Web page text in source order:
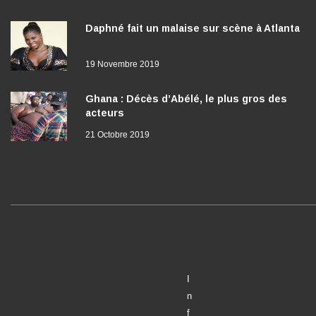
Daphné fait un malaise sur scène à Atlanta
19 Novembre 2019
Ghana : Décès d’Abélé, le plus gros des
acteurs
21 Octobre 2019
I
n
f